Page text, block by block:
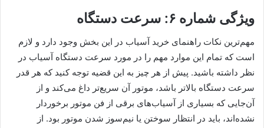
ویژگی شماره ۶: سرعت دستگاه
مهم‌ترین نکات راهنمای خرید آسیاب در این بخش وجود دارد و لازم
است که تمام این موارد مهم را در مورد سرعت دستگاه آسیاب در
نظر داشته باشید. پیش از هر چیز به این قضیه توجه کنید که هر قدر
سرعت دستگاه بالاتر باشد، موتور آن سریع‌تر داغ می‌کند و از
آن‌جایی که بسیاری از آسیاب‌های برقی از فن موتور برخوردار
نشده‌اند، باید در انتظار سوختن یا نیم‌سوز شدن موتور بود. از